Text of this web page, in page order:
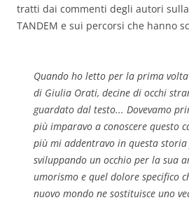
tratti dai commenti degli autori
TANDEM e sui percorsi che hanno
Quando ho letto per la prima
di Giulia Orati, decine di occhi
guardato dal testo... Dovevamo
più imparavo a conoscere questo
più mi addentravo in questa
sviluppando un occhio per la sua
umorismo e quel dolore specifico
nuovo mondo ne sostituisce uno